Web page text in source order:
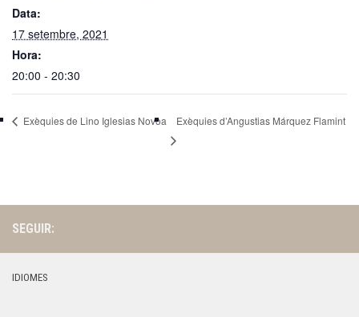
Data:
17 setembre, 2021
Hora:
20:00 - 20:30
Exèquies de Lino Iglesias Novoa Exèquies d’Angustias Márquez Flamint
SEGUIR:
IDIOMES